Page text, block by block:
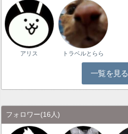
アリス トラベルとらら
一覧を見る
フォロワー(16人)